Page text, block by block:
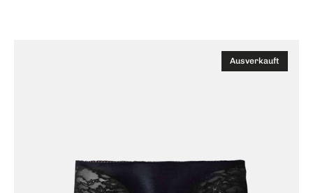
Ausverkauft